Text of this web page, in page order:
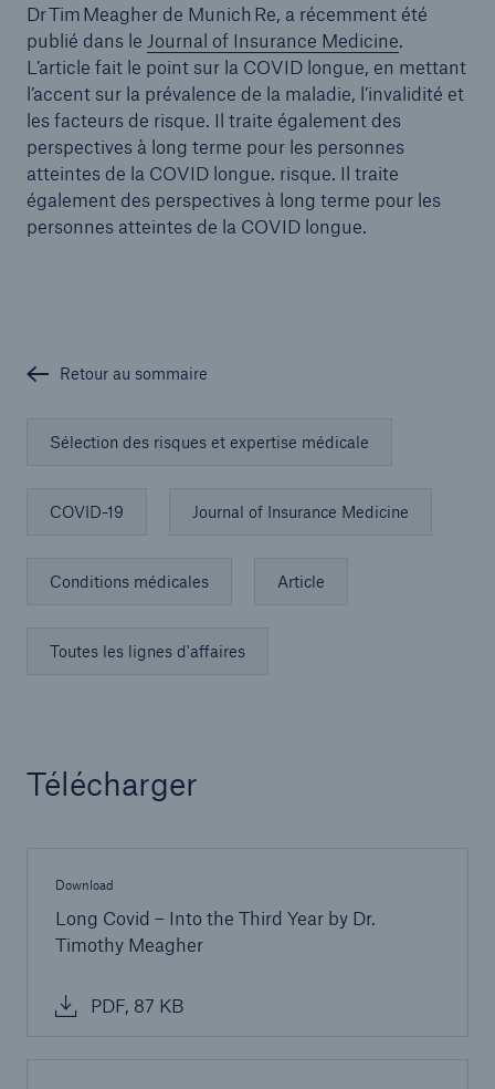
Dr Tim Meagher de Munich Re, a récemment été
publié dans le Journal of Insurance Medicine.
L’article fait le point sur la COVID longue, en mettant
l’accent sur la prévalence de la maladie, l’invalidité et
les facteurs de risque. Il traite également des
perspectives à long terme pour les personnes
atteintes de la COVID longue. risque. Il traite
également des perspectives à long terme pour les
personnes atteintes de la COVID longue.
Retour au sommaire
Sélection des risques et expertise médicale
COVID-19 Journal of Insurance Medicine
Conditions médicales Article
Toutes les lignes d'affaires
Télécharger
Download
Long Covid – Into the Third Year by Dr.
Timothy Meagher
PDF, 87 KB